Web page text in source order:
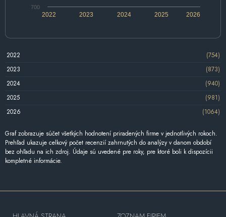
2025
2022 2023 2024 2026
700
2022
(754)
2023
(873)
2024
(940)
2025
(981)
2026
(1064)
Graf zobrazuje súčet všetkých hodnotení priradených firme v jednotlivých rokoch.
Prehľad ukazuje celkový počet recenzií zahrnutých do analýzy v danom období
bez ohľadu na ich zdroj. Údaje sú uvedené pre roky, pre ktoré boli k dispozícii
kompletné informácie.